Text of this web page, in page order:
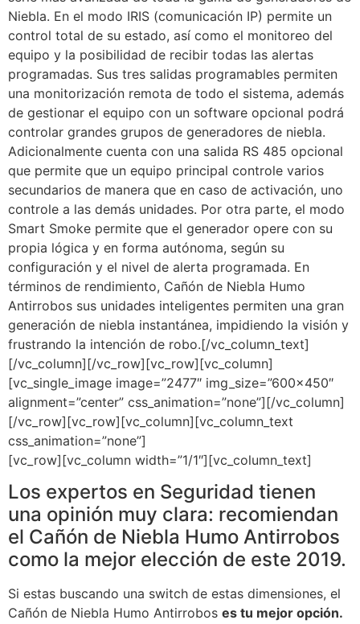
Niebla. En el modo IRIS (comunicación IP) permite un
control total de su estado, así como el monitoreo del
equipo y la posibilidad de recibir todas las alertas
programadas. Sus tres salidas programables permiten
una monitorización remota de todo el sistema, además
de gestionar el equipo con un software opcional podrá
controlar grandes grupos de generadores de niebla.
Adicionalmente cuenta con una salida RS 485 opcional
que permite que un equipo principal controle varios
secundarios de manera que en caso de activación, uno
controle a las demás unidades. Por otra parte, el modo
Smart Smoke permite que el generador opere con su
propia lógica y en forma autónoma, según su
configuración y el nivel de alerta programada. En
términos de rendimiento, Cañón de Niebla Humo
Antirrobos sus unidades inteligentes permiten una gran
generación de niebla instantánea, impidiendo la visión y
frustrando la intención de robo.[/vc_column_text]
[/vc_column][/vc_row][vc_row][vc_column]
[vc_single_image image=”2477″ img_size=”600×450″
alignment=”center” css_animation=”none”][/vc_column]
[/vc_row][vc_row][vc_column][vc_column_text
css_animation=”none”]
[vc_row][vc_column width=”1/1″][vc_column_text]
Los expertos en Seguridad tienen
una opinión muy clara: recomiendan
el Cañón de Niebla Humo Antirrobos
como la mejor elección de este 2019.
Si estas buscando una switch de estas dimensiones, el
Cañón de Niebla Humo Antirrobos es tu mejor opción.